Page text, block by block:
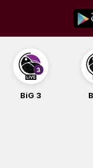
content
BiG 3